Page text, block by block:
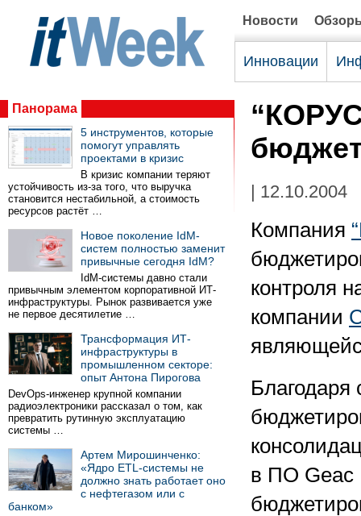
Новости
Инновации
Панорама
5 инструментов, которые
помогут управлять
проектами в кризис
В кризис компании теряют
устойчивость из-за того, что выручка
становится нестабильной, а стоимость
ресурсов растёт …
Новое поколение IdM-
систем полностью заменит
привычные сегодня IdM?
IdM-системы давно стали
привычным элементом корпоративной ИТ-
инфраструктуры. Рынок развивается уже
не первое десятилетие …
Трансформация ИТ-
инфраструктуры в
промышленном секторе:
опыт Антона Пирогова
DevOps-инженер крупной компании
радиоэлектроники рассказал о том, как
превратить рутинную эксплуатацию
системы …
Артем Мирошинченко:
«Ядро ETL-системы не
должно знать работает оно
с нефтегазом или с
банком»
| 12.10.2004
Компания
контроля
компании
в ПО Geac